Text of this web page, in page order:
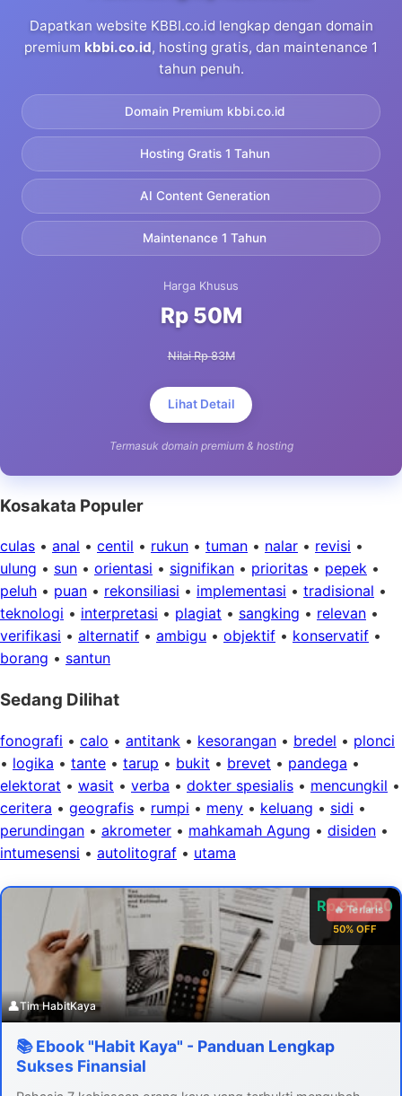
Dapatkan website KBBI.co.id lengkap dengan domain
premium kbbi.co.id, hosting gratis, dan maintenance 1
tahun penuh.
Domain Premium kbbi.co.id
Hosting Gratis 1 Tahun
AI Content Generation
Maintenance 1 Tahun
Harga Khusus
Rp 50M
Nilai Rp 83M
Lihat Detail
Termasuk domain premium & hosting
Kosakata Populer
culas • anal • centil • rukun • tuman • nalar • revisi •
ulung • sun • orientasi • signifikan • prioritas • pepek •
peluh • puan • rekonsiliasi • implementasi • tradisional •
teknologi • interpretasi • plagiat • sangking • relevan •
verifikasi • alternatif • ambigu • objektif • konservatif •
borang • santun
Sedang Dilihat
fonografi • calo • antitank • kesorangan • bredel • plonci
• logika • tante • tarup • bukit • brevet • pandega •
elektorat • wasit • verba • dokter spesialis • mencungkil •
ceritera • geografis • rumpi • meny • keluang • sidi •
perundingan • akrometer • mahkamah Agung • disiden •
intumesensi • autolitograf • utama
Rp 99.000
50% OFF
🔥 Terlaris
👤Tim HabitKaya
📚 Ebook "Habit Kaya" - Panduan Lengkap
Sukses Finansial